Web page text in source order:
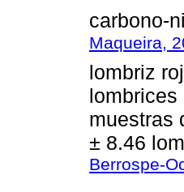
carbono-
Maqueira,
lombriz
lombrices
muestras
± 8.46
Berrospe-